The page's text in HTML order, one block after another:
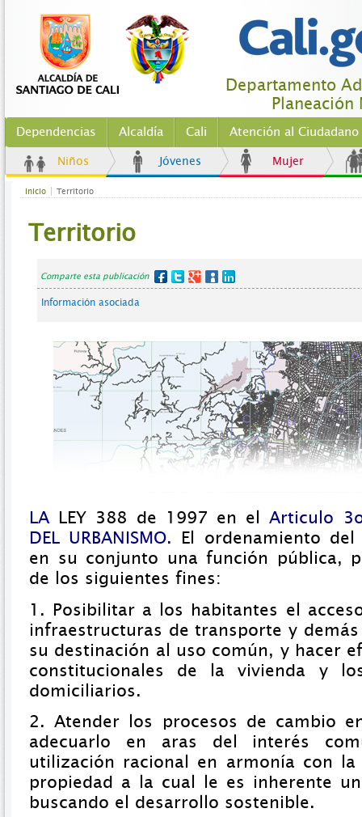
Departamento
Dependencias Alcaldía Cali Atención al Ciudadano
Niños Jóvenes Mujer
Inicio Territorio
Territorio
Comparte esta publicación
Información asociada
LA LEY 388 de 1997 en elArticulo
DEL URBANISMO. El ordenamiento
en su conjunto una función pública,
de los siguientes fines:
1. Posibilitar a los habitantes el
infraestructuras de transporte y
su destinación al uso común, y hacer
constitucionales de la vivienda y
domiciliarios.
2. Atender los procesos de cambio
adecuarlo en aras del interés
utilización racional en armonía con
propiedad a la cual le es inherente
buscando el desarrollo sostenible.